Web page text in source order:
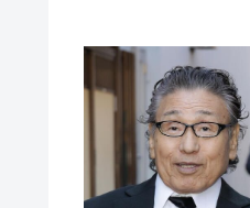
【動画】エスカレー
きまぐれオレンジ
この漫画で源義経
広島 ジジババが群れ